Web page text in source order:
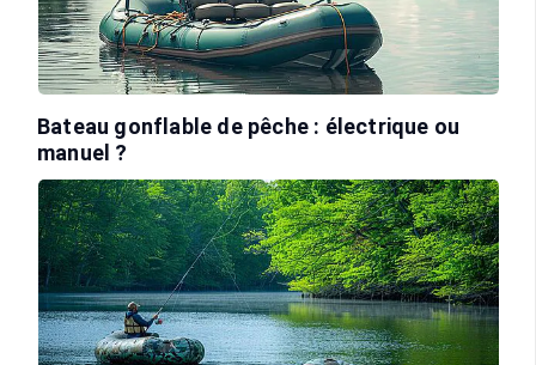
Bateau gonflable de pêche : électrique ou
manuel ?